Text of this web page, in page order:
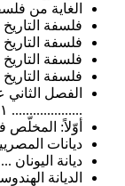
الغاية من فلسفة
فلسفة التاريخ
فلسفة التاريخ
فلسفة التاريخ
فلسفة التاريخ
الفصل الثاني
.................... ٣١
أوّلاً: المخلّص في
ديانات المصريين
ديانة اليونان
الديانة الهندوسية